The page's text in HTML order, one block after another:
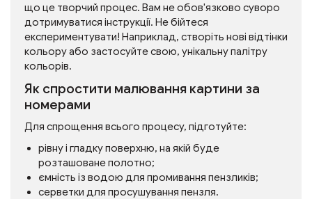
що це творчий процес. Вам не обов'язково суворо
дотримуватися інструкції. Не бійтеся
експериментувати! Наприклад, створіть нові відтінки
кольору або застосуйте свою, унікальну палітру
кольорів.
Як спростити малювання картини за
номерами
Для спрощення всього процесу, підготуйте:
рівну і гладку поверхню, на якій буде
розташоване полотно;
ємність із водою для промивання пензликів;
серветки для просушування пензля.